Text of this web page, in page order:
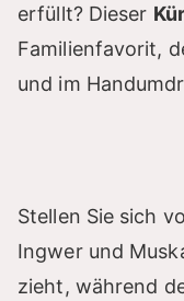
erfüllt? Dieser
Familienfavorit,
und im
Stellen Sie sich
Ingwer und
zieht, während